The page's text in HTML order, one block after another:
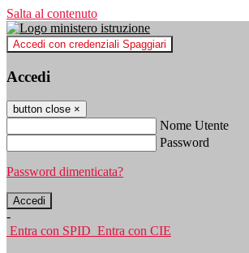
Salta al contenuto
Accedi con credenziali Spaggiari
Accedi
button close ×
Nome Utente
Password
Password dimenticata?
-
Entra con SPID Entra con CIE